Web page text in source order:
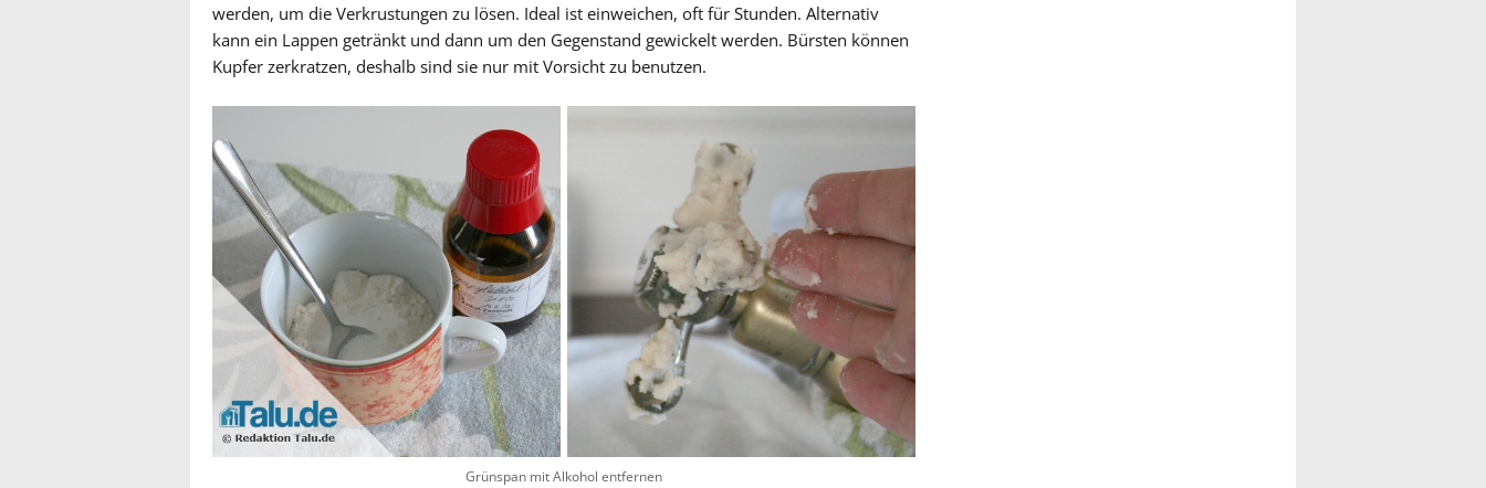
werden, um die Verkrustungen zu lösen. Ideal ist einweichen, oft für Stunden. Alternativ
kann ein Lappen getränkt und dann um den Gegenstand gewickelt werden. Bürsten können
Kupfer zerkratzen, deshalb sind sie nur mit Vorsicht zu benutzen.
Grünspan mit Alkohol entfernen